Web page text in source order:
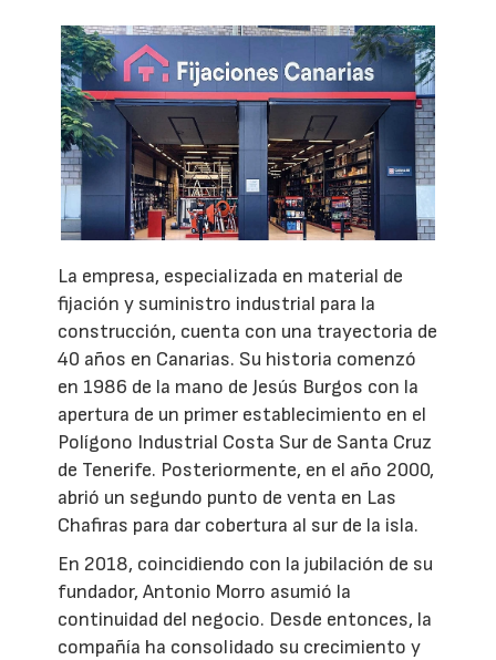
La empresa, especializada en material de
fijación y suministro industrial para la
construcción, cuenta con una trayectoria de
40 años en Canarias. Su historia comenzó
en 1986 de la mano de Jesús Burgos con la
apertura de un primer establecimiento en el
Polígono Industrial Costa Sur de Santa Cruz
de Tenerife. Posteriormente, en el año 2000,
abrió un segundo punto de venta en Las
Chafiras para dar cobertura al sur de la isla.
En 2018, coincidiendo con la jubilación de su
fundador, Antonio Morro asumió la
continuidad del negocio. Desde entonces, la
compañía ha consolidado su crecimiento y